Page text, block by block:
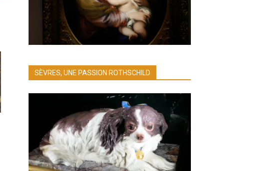
SÈVRES, UNE PASSION ROTHSCHILD